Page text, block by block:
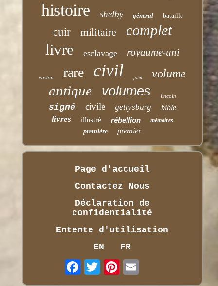
histoire shelby général bataille
cuir militaire complet
livre esclavage royaume-uni
easton rare civil john volume
antique volumes lincoln
signé civile gettysburg bible
livres illustré rébellion mémoires
première premier
Page d'accueil
Contactez Nous
Déclaration de
confidentialité
Entente d'utilisation
EN
FR